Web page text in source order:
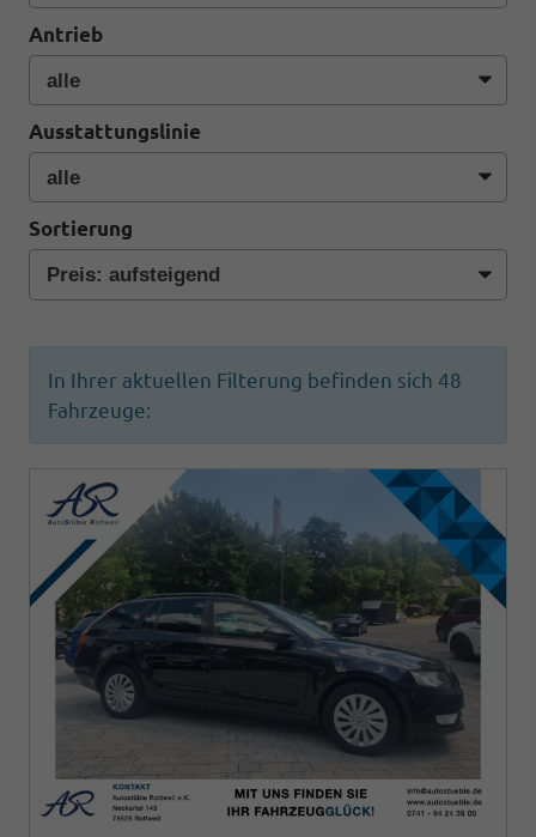
Antrieb
Ausstattungslinie
Sortierung
In Ihrer aktuellen Filterung befinden sich 48
Fahrzeuge: